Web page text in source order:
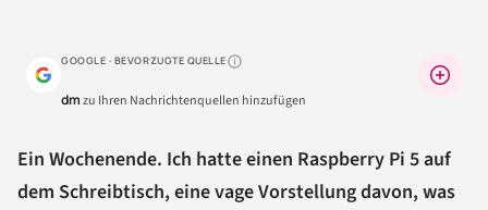
GOOGLE · BEVORZUGTE QUELLEWarum lohnt sich das?
dmzu Ihren Nachrichtenquellen hinzufügen
Ein Wochenende. Ich hatte einen Raspberry Pi 5 auf
dem Schreibtisch, eine vage Vorstellung davon, was